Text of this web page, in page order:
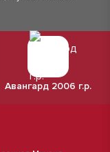
Авангард 2006 г.р.